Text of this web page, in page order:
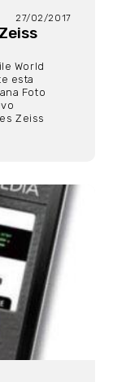
27/02/2017
World
esta
Foto
Zeiss